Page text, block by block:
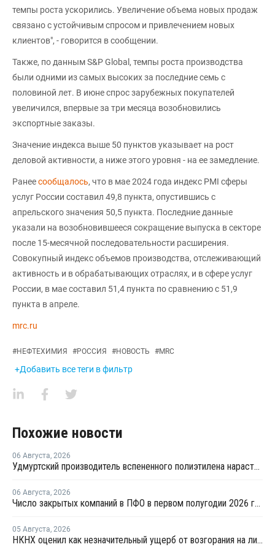
темпы роста ускорились. Увеличение объема новых продаж
связано с устойчивым спросом и привлечением новых
клиентов", - говорится в сообщении.
Также, по данным S&P Global, темпы роста производства
были одними из самых высоких за последние семь с
половиной лет. В июне спрос зарубежных покупателей
увеличился, впервые за три месяца возобновились
экспортные заказы.
Значение индекса выше 50 пунктов указывает на рост
деловой активности, а ниже этого уровня - на ее замедление.
Ранеесообщалось, что в мае 2024 года индекс PMI сферы
услуг России составил 49,8 пункта, опустившись с
апрельского значения 50,5 пункта. Последние данные
указали на возобновившееся сокращение выпуска в секторе
после 15-месячной последовательности расширения.
Совокупный индекс объемов производства, отслеживающий
активность и в обрабатывающих отраслях, и в сфере услуг
России, в мае составил 51,4 пункта по сравнению с 51,9
пункта в апреле.
mrc.ru
#НЕФТЕХИМИЯ #РОССИЯ #НОВОСТЬ #MRC
+Добавить все теги в фильтр
Похожие новости
06 Августа, 2026
Удмуртский производитель вспененного полиэтилена нарастит выпуск на 15%
06 Августа, 2026
Число закрытых компаний в ПФО в первом полугодии 2026 года вдвое превысило число новых
05 Августа, 2026
НКНХ оценил как незначительный ущерб от возгорания на линии полистирола